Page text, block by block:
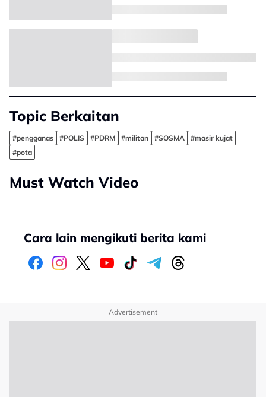
Topic Berkaitan
#pengganas #POLIS #PDRM #militan #SOSMA
#masir kujat
#pota
Must Watch Video
Cara lain mengikuti berita kami
Advertisement